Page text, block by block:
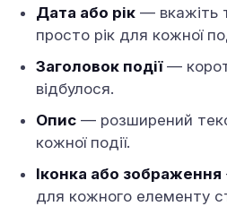
Дата або рік — вкажіть
просто рік для кожної
Заголовок події—
відбулося.
Опис — розширений
кожної події.
Іконка або зображення
для кожного елементу